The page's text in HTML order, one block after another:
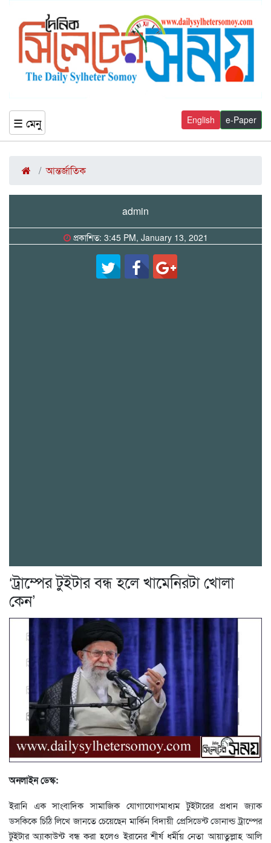
☰ মেনু e-Paper
English
আন্তর্জাতিক
admin
প্রকাশিত: 3:45 PM, January 13, 2021
‘ট্রাম্পের টুইটার বন্ধ হলে খামেনিরটা খোলা
কেন’
অনলাইন ডেস্ক:
ইরানি এক সাংবাদিক সামাজিক যোগাযোগমাধ্যম টুইটারের প্রধান জ্যাক
ডসকিকে চিঠি লিখে জানতে চেয়েছেন মার্কিন বিদায়ী প্রেসিডেন্ট ডোনাল্ড ট্রাম্পের
টুইটার অ্যাকাউন্ট বন্ধ করা হলেও ইরানের শীর্ষ ধর্মীয় নেতা আয়াতুল্লাহ আলি